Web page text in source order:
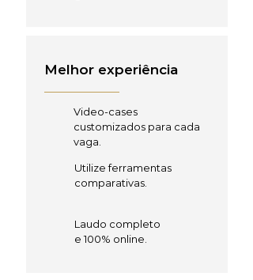
Melhor experiência
Video-cases
customizados para cada
vaga.
Utilize ferramentas
comparativas.
Laudo completo
e 100% online.